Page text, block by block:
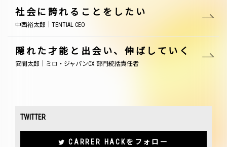
社会に誇れることをしたい
中西裕太郎｜TENTIAL CEO
隠れた才能と出会い、伸ばしていく
安間太郎｜ミロ・ジャパンCX 部門統括責任者
TWITTER
CARRER HACKをフォロー